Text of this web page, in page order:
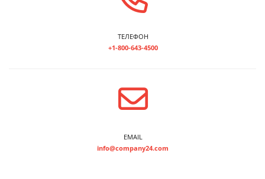
ТЕЛЕФОН
+1-800-643-4500
EMAIL
info@company24.com